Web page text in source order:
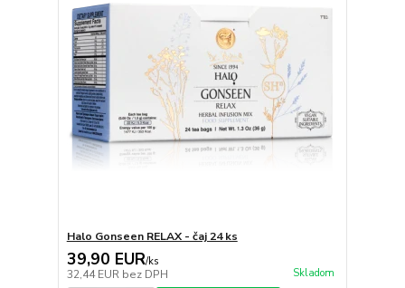
Halo Gonseen RELAX - čaj 24 ks
39,90 EUR/ks
32,44 EUR bez DPH Skladom